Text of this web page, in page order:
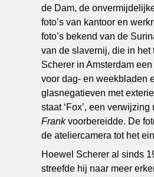
de Dam, de
foto’s van kantoor en
foto’s bekend van de
van de slavernij, die in
Scherer in Amsterdam
voor dag- en weekbladen
glasnegatieven met
staat ‘Fox’, een
Frankvoorbereidde. De
de ateliercamera tot het
Hoewel Scherer al sinds
streefde hij naar meer